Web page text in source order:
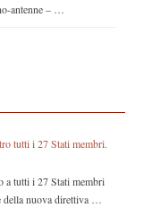
antenne – …
tutti i 27 Stati membri.
a tutti i 27 Stati membri
della nuova direttiva …